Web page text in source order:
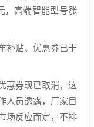
，高端智能型号涨
补贴、优惠券已于
惠券现已取消，这
人员透露，厂家目
场反应而定，不排